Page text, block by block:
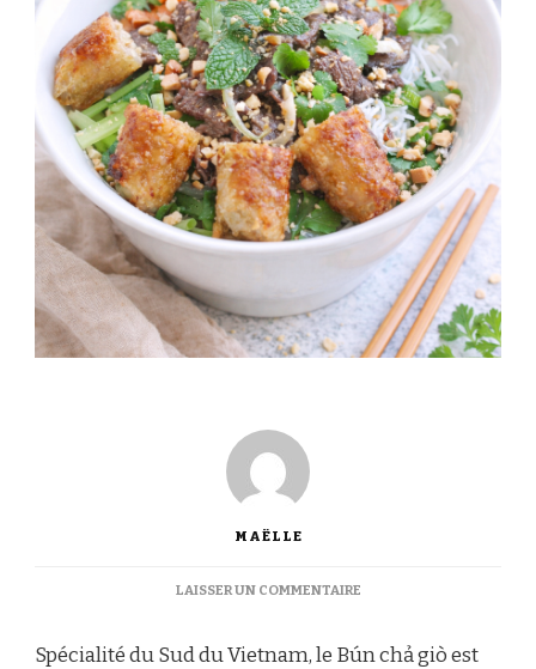
MAËLLE
LAISSER UN COMMENTAIRESUR
UN
Spécialité du Sud du Vietnam, le Bún chả giò est